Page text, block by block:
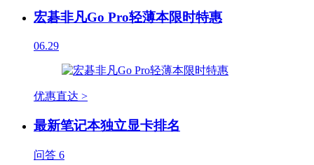
宏碁非凡Go Pro轻薄本限时特惠
06.29
优惠直达 >
最新笔记本独立显卡排名
问答 6